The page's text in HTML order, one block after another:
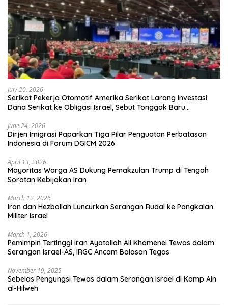
July 20, 2026
Serikat Pekerja Otomotif Amerika Serikat Larang Investasi
Dana Serikat ke Obligasi Israel, Sebut Tonggak Baru
June 24, 2026
Dirjen Imigrasi Paparkan Tiga Pilar Penguatan Perbatasan
Indonesia di Forum DGICM 2026
April 13, 2026
Mayoritas Warga AS Dukung Pemakzulan Trump di Tengah
Sorotan Kebijakan Iran
March 12, 2026
Iran dan Hezbollah Luncurkan Serangan Rudal ke Pangkalan
Militer Israel
March 1, 2026
Pemimpin Tertinggi Iran Ayatollah Ali Khamenei Tewas dalam
Serangan Israel-AS, IRGC Ancam Balasan Tegas
November 19, 2025
Sebelas Pengungsi Tewas dalam Serangan Israel di Kamp Ain
al-Hilweh